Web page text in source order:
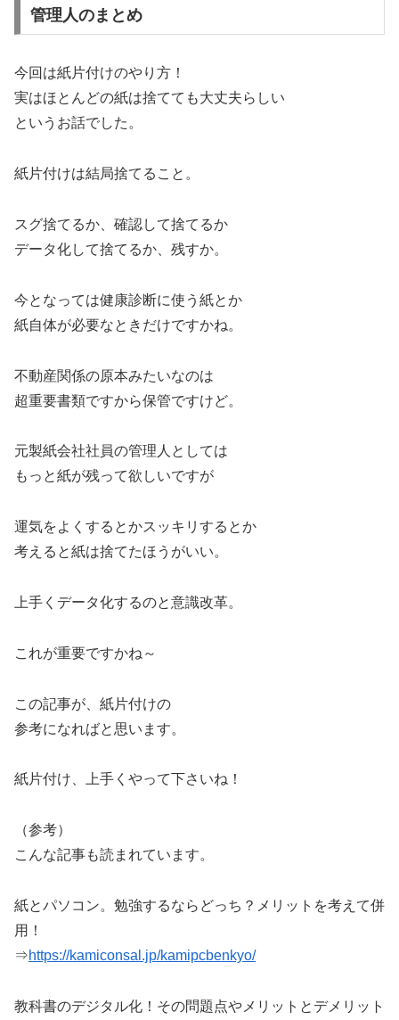
管理人のまとめ
今回は紙片付けのやり方！
実はほとんどの紙は捨てても大丈夫らしい
というお話でした。
紙片付けは結局捨てること。
スグ捨てるか、確認して捨てるか
データ化して捨てるか、残すか。
今となっては健康診断に使う紙とか
紙自体が必要なときだけですかね。
不動産関係の原本みたいなのは
超重要書類ですから保管ですけど。
元製紙会社社員の管理人としては
もっと紙が残って欲しいですが
運気をよくするとかスッキリするとか
考えると紙は捨てたほうがいい。
上手くデータ化するのと意識改革。
これが重要ですかね～
この記事が、紙片付けの
参考になればと思います。
紙片付け、上手くやって下さいね！
（参考）
こんな記事も読まれています。
紙とパソコン。勉強するならどっち？メリットを考えて併
用！
⇒https://kamiconsal.jp/kamipcbenkyo/
教科書のデジタル化！その問題点やメリットとデメリット